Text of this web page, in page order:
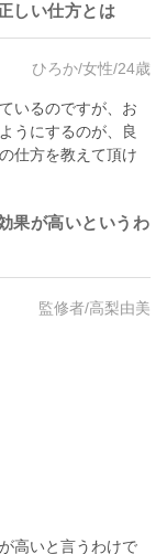
しい仕方とは
ひろか/女性/24歳
いるのですが、お
うにするのが、良
仕方を教えて頂け
果が高いというわ
監修者/高梨由美
高いと言うわけで